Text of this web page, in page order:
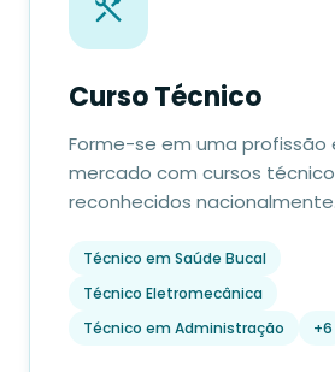
Curso Técnico
Forme-se em uma profissão
mercado com cursos
reconhecidos nacionalmente.
Técnico em Saúde Bucal
Técnico Eletromecânica
Técnico em Administração
+6